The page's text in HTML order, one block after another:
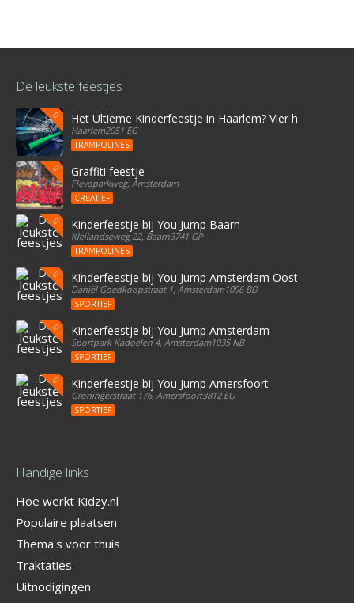
De leukste feestjes
Het Ultieme Kinderfeestje in Haarlem? Vier het bij
Haarlem2051 EG
TRAMPOLINES
Graffiti feestje
Flevoparkweg, Amsterdam
CREATIEF
Kinderfeestje bij You Jump Baarn
Kleilandseweg 22, Baarn3741 GP
TRAMPOLINES
Kinderfeestje bij You Jump Amsterdam Oost
Daniël Goedkoopstraat 1, Amsterdam1096 BD
SPORTIEF
Kinderfeestje bij You Jump Amsterdam
Sportpark Kadoelen 4, Amsterdam1035 NB
SPORTIEF
Kinderfeestje bij You Jump Amersfoort
Groningerstraat 176, Amersfoort3812 EG
SPORTIEF
Handige links
Hoe werkt Kidzy.nl
Populaire plaatsen
Thema's voor thuis
Traktaties
Uitnodigingen